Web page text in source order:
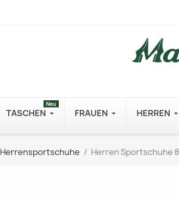
TASCHEN
Neu
FRAUEN HERREN
Herrensportschuhe Herren Sportschuhe